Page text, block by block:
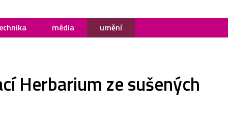
média umění
Herbarium ze sušených